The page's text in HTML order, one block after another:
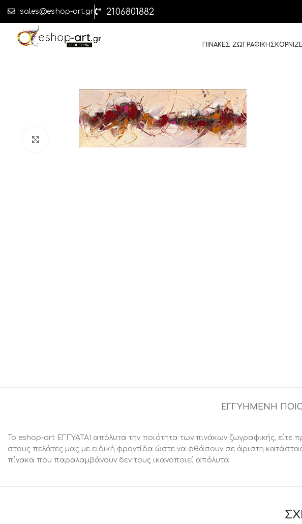
sales@eshop-art.gr 2106801882
ΠΙΝΑΚΕΣ ΖΩΓΡΑΦΙΚΗΣ
Click to enlarge
ΕΓΓΥΗΜΕΝΗ
Το eshop-art ΕΓΓΥΑΤΑΙ απόλυτα την ποιότητα των πινάκων ζωγραφικής, είτε
στους πελάτες μας με ειδική φροντίδα ώστε να φθάσουν σε άριστη
πίνακα που παραλαμβάνουν δεν τους ικανοποιεί απόλυτα.